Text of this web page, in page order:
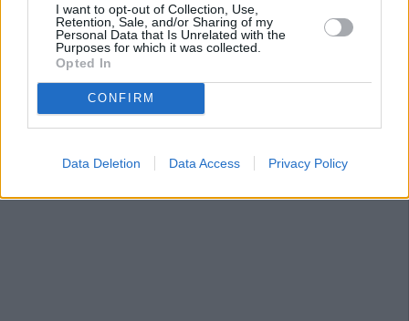
I want to opt-out of Collection, Use,
Retention, Sale, and/or Sharing of my
Personal Data that Is Unrelated with the
Purposes for which it was collected.
Opted In
CONFIRM
Data Deletion Data Access Privacy Policy